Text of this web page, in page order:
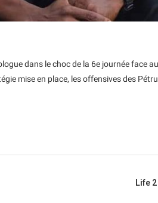
dans le choc de la 6e journée face
mise en place, les offensives des
Life